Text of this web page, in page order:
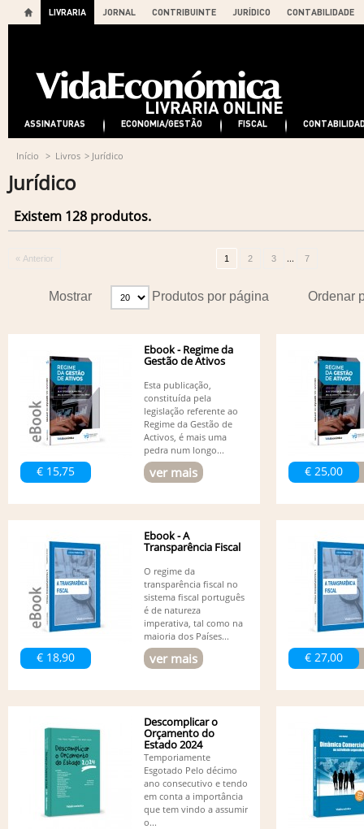
LIVRARIA JORNAL CONTRIBUINTE JURÍDICO CONTABILIDADE
ASSINATURAS ECONOMIA/GESTÃO FISCAL
Início > Livros > Jurídico
Jurídico
Existem 128 produtos.
« Anterior 1 2 3 ... 7
Ordenar
Mostrar Produtos por página
€ 15,75
Ebook - Regime da
Gestão de Ativos
Esta publicação,
constituída pela
legislação referente ao
Regime da Gestão de
Activos, é mais uma
pedra num longo...
ver mais € 25,00
€ 18,90
Ebook - A
Transparência Fiscal
O regime da
transparência fiscal no
sistema fiscal português
é de natureza
imperativa, tal como na
maioria dos Países...
ver mais € 27,00
Descomplicar o
Orçamento do
Estado 2024
Temporiamente
Esgotado Pelo décimo
ano consecutivo e tendo
em conta a importância
que tem vindo a assumir
o...